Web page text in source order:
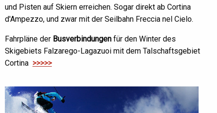
und Pisten auf Skiern erreichen. Sogar direkt ab Cortina
d'Ampezzo, und zwar mit der Seilbahn Freccia nel Cielo.
Fahrpläne der Busverbindungen für den Winter des
Skigebiets Falzarego-Lagazuoi mit dem Talschaftsgebiet
Cortina >>>>>